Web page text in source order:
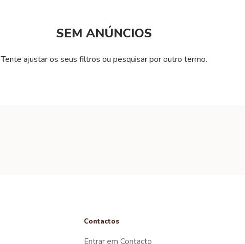
SEM ANÚNCIOS
Tente ajustar os seus filtros ou pesquisar por outro termo.
Contactos
Entrar em Contacto